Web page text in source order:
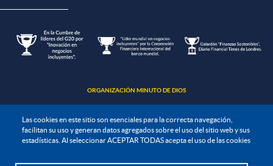
Las cookies en este sitio son esenciales para la correcta navegación,
facilitan su uso y generan datos agregados sobre el uso del sitio web y sus
estadísticas. Al seleccionar ACEPTAR TODAS acepta el uso de las cookies
ORGANIZACIÓN MINUTO DE DIOS